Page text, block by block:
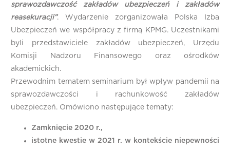
sprawozdawczość zakładów ubezpieczeń i zakładów
reasekuracji”. Wydarzenie zorganizowała Polska Izba
Ubezpieczeń we współpracy z firmą KPMG. Uczestnikami
byli przedstawiciele zakładów ubezpieczeń, Urzędu
Komisji Nadzoru Finansowego oraz ośrodków
akademickich.
Przewodnim tematem seminarium był wpływ pandemii na
sprawozdawczości i rachunkowość zakładów
ubezpieczeń. Omówiono następujące tematy:
Zamknięcie 2020 r.,
istotne kwestie w 2021 r. w kontekście niepewności